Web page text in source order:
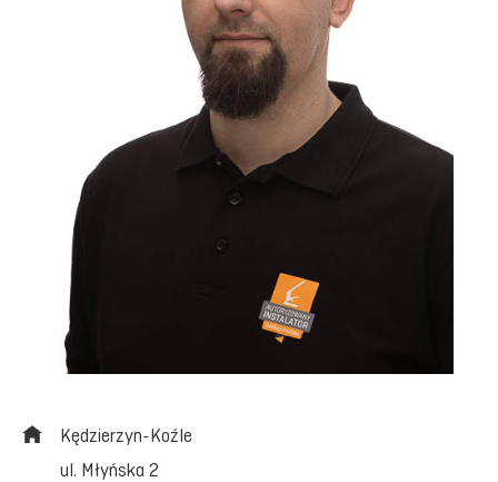
Kędzierzyn-Koźle
ul. Młyńska 2